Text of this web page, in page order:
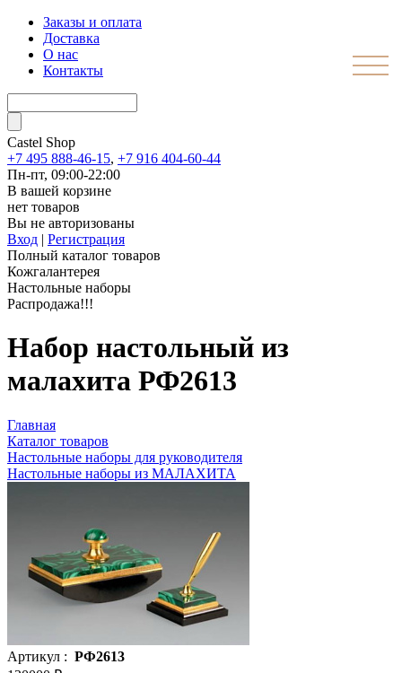
Заказы и оплата
Доставка
О нас
Контакты
Castel Shop
+7 495 888-46-15, +7 916 404-60-44
Пн-пт, 09:00-22:00
В вашей корзине
нет товаров
Вы не авторизованы
Вход | Регистрация
Полный каталог товаров
Кожгалантерея
Настольные наборы
Распродажа!!!
Набор настольный из
малахита РФ2613
Главная
Каталог товаров
Настольные наборы для руководителя
Настольные наборы из МАЛАХИТА
Артикул : РФ2613